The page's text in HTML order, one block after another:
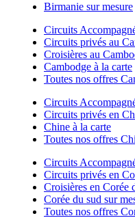
Birmanie sur mesure
Circuits
Circuits privés au
Croisières au
Cambodge à la carte
Toutes nos offres
Circuits
Circuits privés en
Chine à la carte
Toutes nos offres
Circuits
Circuits privés en
Croisières en Corée
Corée du sud sur
Toutes nos offres